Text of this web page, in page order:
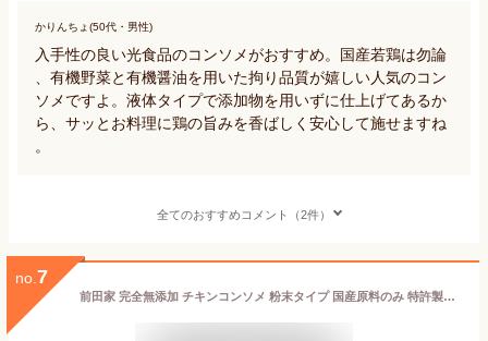
かりんちょ(50代・男性)
入手性の良い光食品のコンソメがおすすめ。国産若鶏は勿論
、有機野菜と有機醤油を用いた拘り品質が嬉しい人気のコン
ソメですよ。液体タイプで添加物を用いずに仕上げてあるか
ら、サッとお料理に鶏の旨みを香ばしく安心して施せますね
。
全てのおすすめコメント（2件）
no. 7
前田家 完全無添加 チキンコンソメ 粉末タイプ 国産原料のみ 特許製法 料理のベーススープ 離乳食としても 無塩 化学調味料 酵母エキス グルテンフリー 醤油不使用 MAEDAYA 1000円ポッキリ 送料無料